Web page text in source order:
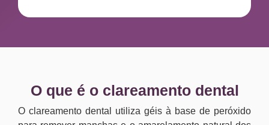
O que é o clareamento dental
O clareamento dental utiliza géis à base de peróxido